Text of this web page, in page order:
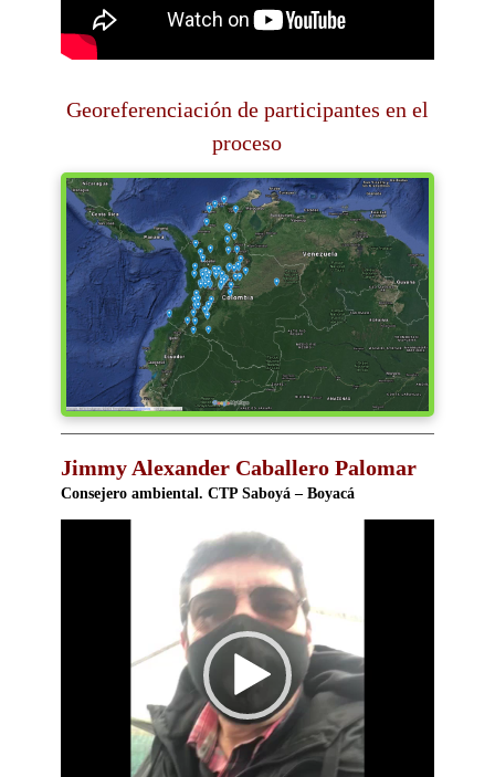
Georeferenciación de participantes en el
proceso
Jimmy Alexander Caballero Palomar
Consejero ambiental. CTP Saboyá – Boyacá